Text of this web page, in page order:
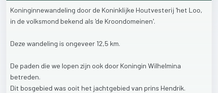
Koninginnewandeling door de Koninklijke Houtvesterij 'het Loo,
in de volksmond bekend als 'de Kroondomeinen'.
Deze wandeling is ongeveer 12,5 km.
De paden die we lopen zijn ook door Koningin Wilhelmina
betreden.
Dit bosgebied was ooit het jachtgebied van prins Hendrik.